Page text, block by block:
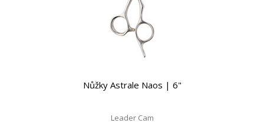
Nůžky Astrale Naos | 6"
Leader Cam